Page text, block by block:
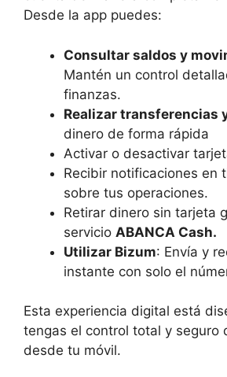
Desde la app puedes:
Consultar saldos y
Mantén un control
finanzas.​
Realizar transferencias
dinero de forma rápida
Activar o desactivar
Recibir notificaciones en
sobre tus operaciones.
Retirar dinero sin tarjeta
servicio ABANCA Cash.
Utilizar Bizum: Envía y
instante con solo el
Esta experiencia digital está
tengas el control total y seguro
desde tu móvil.